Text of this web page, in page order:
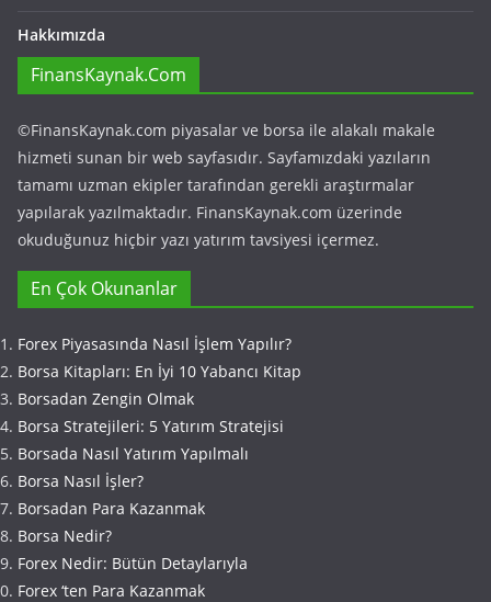
Hakkımızda
FinansKaynak.Com
©FinansKaynak.com piyasalar ve borsa ile alakalı makale
hizmeti sunan bir web sayfasıdır. Sayfamızdaki yazıların
tamamı uzman ekipler tarafından gerekli araştırmalar
yapılarak yazılmaktadır. FinansKaynak.com üzerinde
okuduğunuz hiçbir yazı yatırım tavsiyesi içermez.
En Çok Okunanlar
Forex Piyasasında Nasıl İşlem Yapılır?
Borsa Kitapları: En İyi 10 Yabancı Kitap
Borsadan Zengin Olmak
Borsa Stratejileri: 5 Yatırım Stratejisi
Borsada Nasıl Yatırım Yapılmalı
Borsa Nasıl İşler?
Borsadan Para Kazanmak
Borsa Nedir?
Forex Nedir: Bütün Detaylarıyla
Forex ‘ten Para Kazanmak